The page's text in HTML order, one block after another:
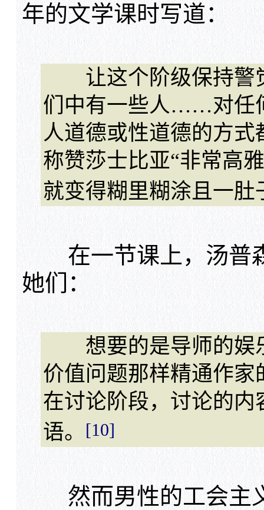
年的文学课时写道：
让这个阶级保持警
们中有一些人……对任
人道德或性道德的方
称赞莎士比亚“非常高
就变得糊里糊涂且一肚
在一节课上，汤普
她们：
想要的是导师的娱
价值问题那样精通作
在讨论阶段，讨论的
语。
[10]
然而男性的工会主义